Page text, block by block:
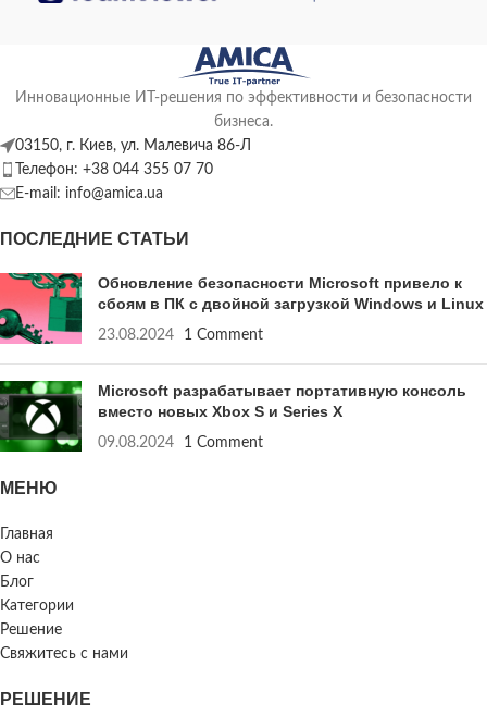
Инновационные ИТ-решения по эффективности и безопасности
бизнеса.
03150, г. Киев, ул. Малевича 86-Л
Телефон: +38 044 355 07 70
E-mail: info@amica.ua
ПОСЛЕДНИЕ СТАТЬИ
Обновление безопасности Microsoft привело к
сбоям в ПК с двойной загрузкой Windows и Linux
23.08.2024 1 Comment
Microsoft разрабатывает портативную консоль
вместо новых Xbox S и Series X
09.08.2024 1 Comment
МЕНЮ
Главная
О нас
Блог
Категории
Решение
Свяжитесь с нами
РЕШЕНИЕ